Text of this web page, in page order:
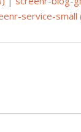
service-small